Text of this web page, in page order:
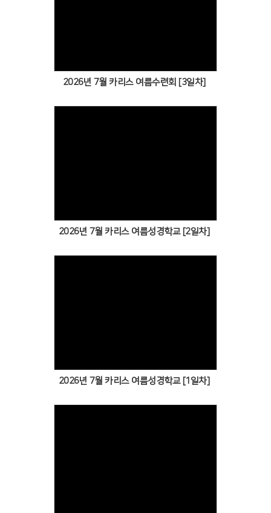
2026년 7월 카리스 여름수련회 [3일차]
2026년 7월 카리스 여름성경학교 [2일차]
2026년 7월 카리스 여름성경학교 [1일차]